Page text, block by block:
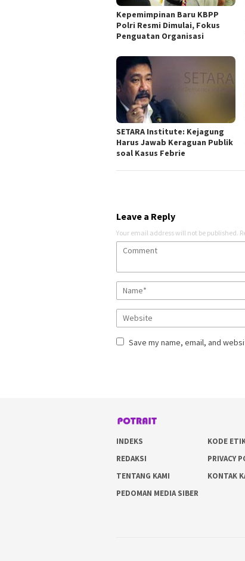
Kepemimpinan Baru KBPP
Polri Resmi Dimulai, Fokus
Penguatan Organisasi
SETARA Institute: Kejagung
Harus Jawab Keraguan Publik
soal Kasus Febrie
Leave a Reply
Your email address will not be published.
Save my name, email, and
INDEKS KODE
REDAKSI
PRIVACY
TENTANG KAMI
KONTAK
PEDOMAN MEDIA SIBER